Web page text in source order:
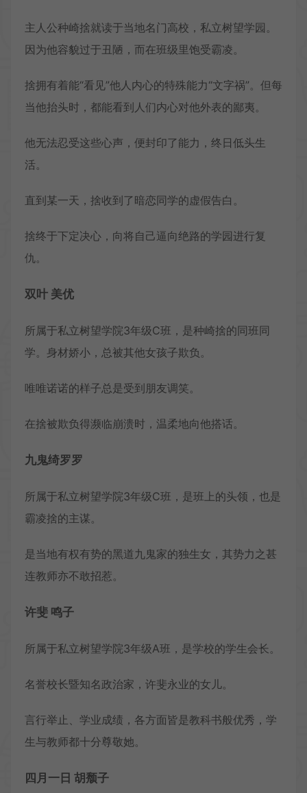
主人公种崎捨就读于当地名门高校，私立树望学园。
因为他容貌过于丑陋，而在班级里饱受霸凌。
捨拥有着能“看见”他人内心的特殊能力“文字祸”。但每
当他抬头时，都能看到人们内心对他外表的鄙夷。
他无法忍受这些心声，便封印了能力，终日低头生
活。
直到某一天，捨收到了暗恋同学的虚假告白。
捨终于下定决心，向将自己逼向绝路的学园进行复
仇。
双叶 美优
所属于私立树望学院3年级C班，是种崎捨的同班同
学。身材娇小，总被其他女孩子欺负。
唯唯诺诺的样子总是受到朋友调笑。
在捨被欺负得濒临崩溃时，温柔地向他搭话。
九鬼绮罗罗
所属于私立树望学院3年级C班，是班上的头领，也是
霸凌捨的主谋。
是当地有权有势的黑道九鬼家的独生女，其势力之甚
连教师亦不敢招惹。
许斐 鸣子
所属于私立树望学院3年级A班，是学校的学生会长。
名誉校长暨知名政治家，许斐永业的女儿。
言行举止、学业成绩，各方面皆是教科书般优秀，学
生与教师都十分尊敬她。
四月一日 胡颓子